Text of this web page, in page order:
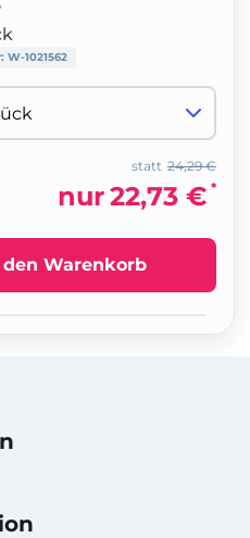
W-1021562
24,29 €
statt
nur22,73 € *
den Warenkorb